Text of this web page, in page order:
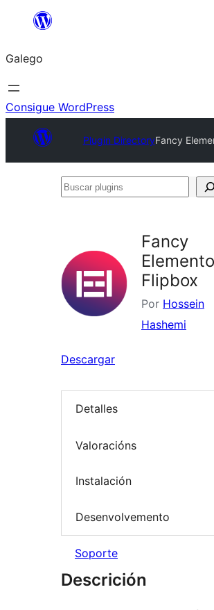
Saltar
contido
Galego
Consigue WordPress
Plugin DirectoryFancy
Buscar
Fancy
Flipbox
Por Hossein
Hashemi
Descargar
Detalles
Valoracións
Instalación
Desenvolvemento
Soporte
Descrición